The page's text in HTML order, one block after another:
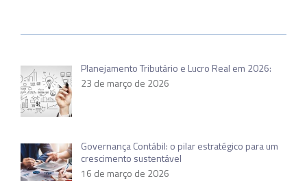
Planejamento Tributário e Lucro Real em 2026:
23 de março de 2026
Governança Contábil: o pilar estratégico para um
crescimento sustentável
16 de março de 2026